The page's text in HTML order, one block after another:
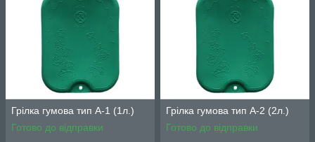
Грілка гумова тип А-1 (1л.)
Готово до відправки
Грілка гумова тип А-2 (2л.)
Готово до відправки